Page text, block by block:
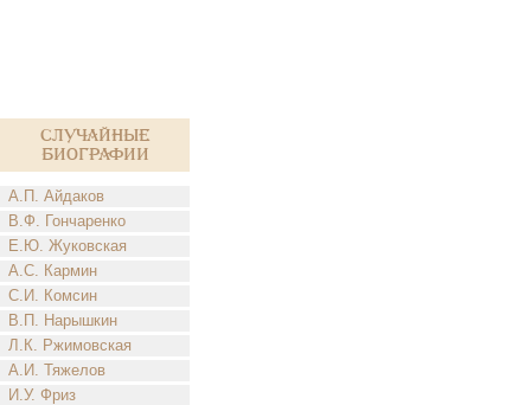
Случайные
биографии
А.П. Айдаков
В.Ф. Гончаренко
Е.Ю. Жуковская
А.С. Кармин
С.И. Комсин
В.П. Нарышкин
Л.К. Ржимовская
А.И. Тяжелов
И.У. Фриз